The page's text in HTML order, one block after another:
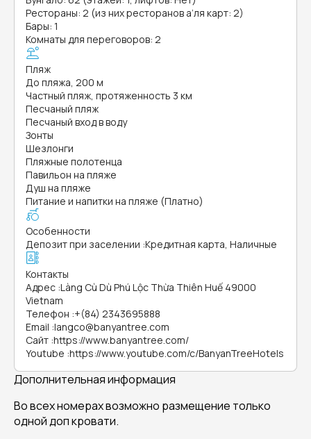
Рестораны: 2 (из них ресторанов а’ля карт: 2)
Бары: 1
Комнаты для переговоров: 2
Пляж
До пляжа, 200 м
Частный пляж, протяженность 3 км
Песчаный пляж
Песчаный вход в воду
Зонты
Шезлонги
Пляжные полотенца
Павильон на пляже
Душ на пляже
Питание и напитки на пляже (Платно)
Особенности
Депозит при заселении :Кредитная карта, Наличные
Контакты
Адрес :Làng Cù Dù Phú Lộc Thừa Thiên Huế 49000
Vietnam
Телефон :+(84) 2343695888
Email :langco@banyantree.com
Сайт :https://www.banyantree.com/
Youtube :https://www.youtube.com/c/BanyanTreeHotels
Дополнительная информация
Во всех номерах возможно размещение только
одной доп кровати.